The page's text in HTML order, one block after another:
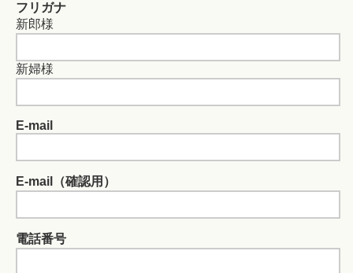
フリガナ
新郎様
新婦様
E-mail
E-mail（確認用）
電話番号